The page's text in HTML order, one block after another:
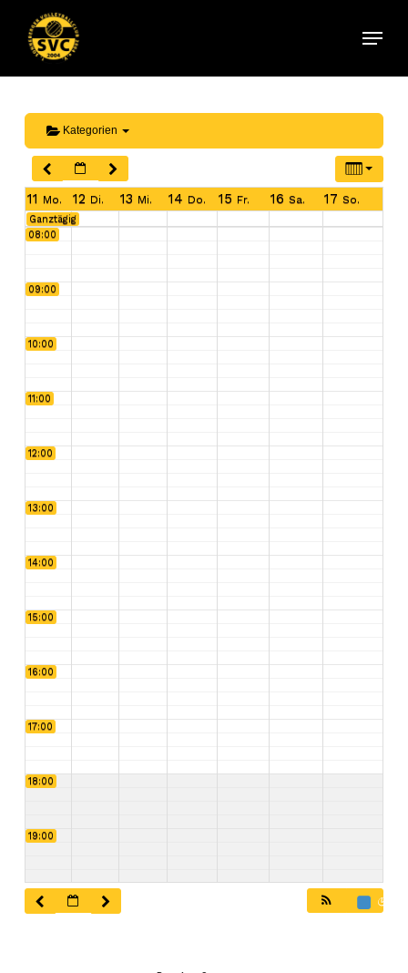
main
content
Menu
Kategorien
11 Mo. 12 Di. 13 Mi. 14 Do. 15 Fr. 16 Sa. 17 So.
Ganztägig
04:00
06:00
07:00
08:00
09:00
10:00
11:00
12:00
13:00
14:00
15:00
16:00
17:00
18:00
19:00
20:00